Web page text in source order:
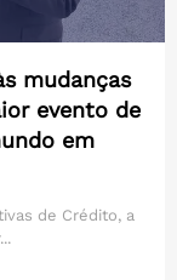
mudanças
evento de
em
de Crédito, a